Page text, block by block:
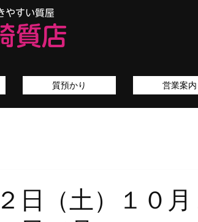
すい質屋
質店
質預かり 営業案内
日（土）１０月